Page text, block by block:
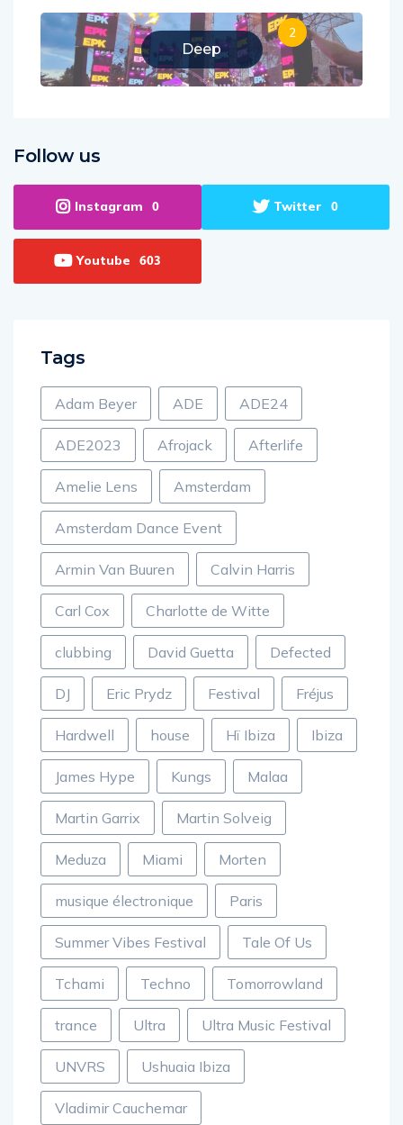
Deep
2
Follow us
Instagram 0 Twitter 0
Youtube 603
Tags
Adam Beyer ADE ADE24
ADE2023 Afrojack Afterlife
Amelie Lens Amsterdam
Amsterdam Dance Event
Armin Van Buuren Calvin Harris
Carl Cox Charlotte de Witte
clubbing David Guetta Defected
DJ Eric Prydz Festival Fréjus
Hardwell house Hï Ibiza Ibiza
James Hype Kungs Malaa
Martin Garrix Martin Solveig
Meduza Miami Morten
musique électronique Paris
Summer Vibes Festival Tale Of Us
Tchami Techno Tomorrowland
trance Ultra Ultra Music Festival
UNVRS Ushuaia Ibiza
Vladimir Cauchemar